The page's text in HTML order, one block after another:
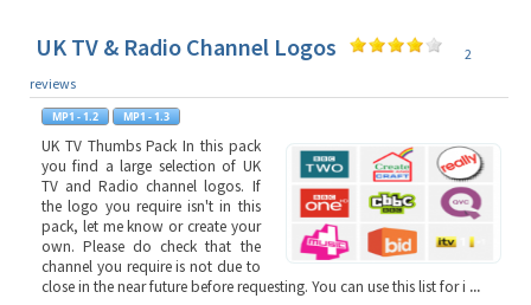
UK TV & Radio Channel Logos
2
reviews
UK TV Thumbs Pack In this pack
you find a large selection of UK
TV and Radio channel logos. If
the logo you require isn't in this
pack, let me know or create your
own. Please do check that the
channel you require is not due to
close in the near future before requesting. You can use this list for i ...